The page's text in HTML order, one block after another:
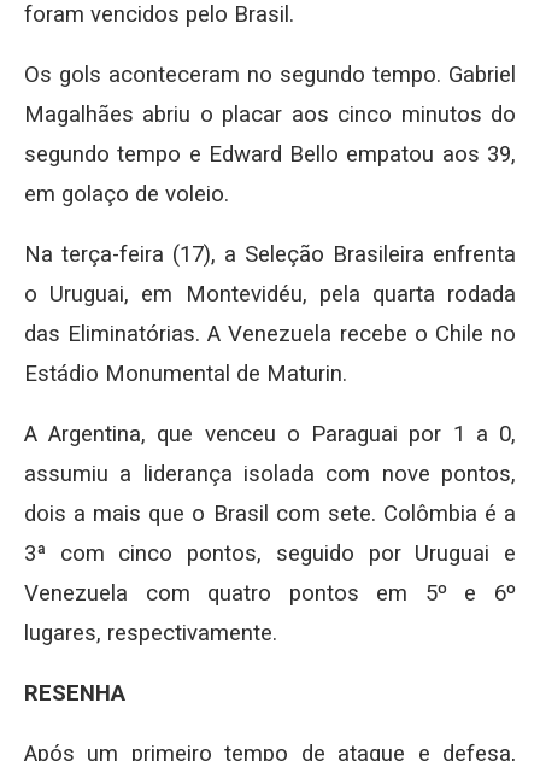
foram vencidos pelo Brasil.
Os gols aconteceram no segundo tempo. Gabriel
Magalhães abriu o placar aos cinco minutos do
segundo tempo e Edward Bello empatou aos 39,
em golaço de voleio.
Na terça-feira (17), a Seleção Brasileira enfrenta
o Uruguai, em Montevidéu, pela quarta rodada
das Eliminatórias. A Venezuela recebe o Chile no
Estádio Monumental de Maturin.
A Argentina, que venceu o Paraguai por 1 a 0,
assumiu a liderança isolada com nove pontos,
dois a mais que o Brasil com sete. Colômbia é a
3ª com cinco pontos, seguido por Uruguai e
Venezuela com quatro pontos em 5º e 6º
lugares, respectivamente.
RESENHA
Após um primeiro tempo de ataque e defesa,